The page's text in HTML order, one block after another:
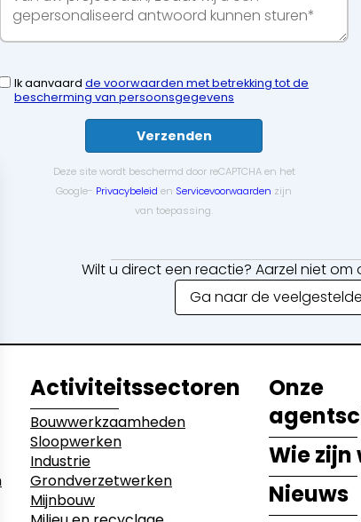
Ik aanvaard de voorwaarden met betrekking tot de
bescherming van persoonsgegevens
Verzenden
Deze site wordt beschermd door reCAPTCHA en het
Google- Privacybeleid en Servicevoorwaarden zijn
van toepassing.
Wilt u direct een reactie? Aarzel niet om
Ga naar de
Activiteitssectoren
Bouwwerkzaamheden
Sloopwerken
Industrie
Grondverzetwerken
Mijnbouw
Onze
Wie zijn
Nieuws